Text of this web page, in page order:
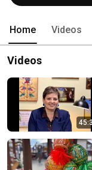
Home Videos
Videos